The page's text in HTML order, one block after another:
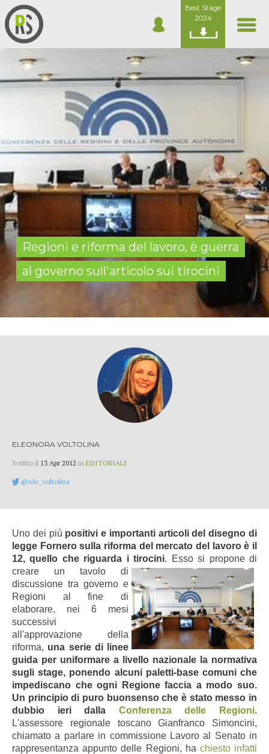
Best Stage
2024
Regioni e riforma del lavoro, è guerra
al governo sull'articolo sui tirocini
ELEONORA VOLTOLINA
Scritto il 13 Apr 2012 in EDITORIALI
@ele_voltolina
Uno dei più positivi e importanti articoli del disegno di
legge Fornero sulla riforma del mercato del lavoro è il
12, quello che riguarda i tirocini.
Esso si propone di
creare un tavolo di
discussione tra governo e
Regioni al fine di
elaborare, nei 6 mesi
successivi
all'approvazione della
riforma, una serie di linee
guida per uniformare a livello nazionale la normativa
sugli stage, ponendo alcuni paletti-base comuni che
impediscano che ogni Regione faccia a modo suo.
Un principio di puro buonsenso che è stato messo in
dubbio ieri dalla Conferenza delle Regioni.
L'assessore regionale toscano Gianfranco Simoncini,
chiamato a parlare in commissione Lavoro al Senato in
rappresentanza appunto delle Regioni, ha chiesto infatti